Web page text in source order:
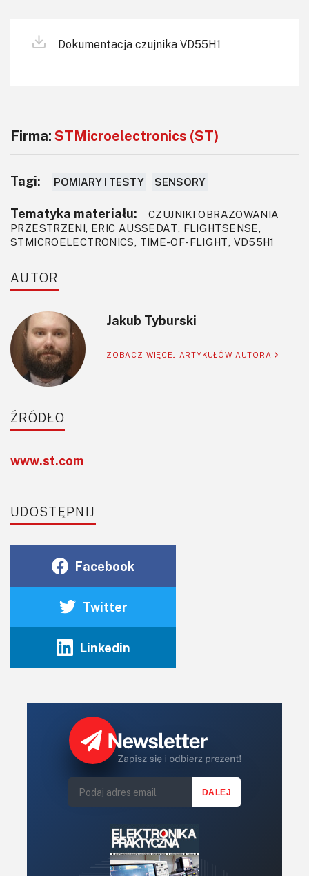
Dokumentacja czujnika VD55H1
Firma: STMicroelectronics (ST)
Tagi: POMIARY I TESTY SENSORY
Tematyka materiału:
CZUJNIKI OBRAZOWANIA
PRZESTRZENI, ERIC AUSSEDAT, FLIGHTSENSE,
STMICROELECTRONICS, TIME-OF-FLIGHT, VD55H1
AUTOR
Jakub Tyburski
ZOBACZ WIĘCEJ ARTYKUŁÓW AUTORA
ŹRÓDŁO
www.st.com
UDOSTĘPNIJ
Facebook
Twitter
Linkedin